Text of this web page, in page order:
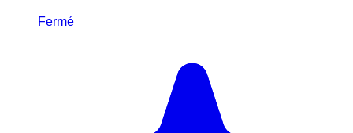
Fermé